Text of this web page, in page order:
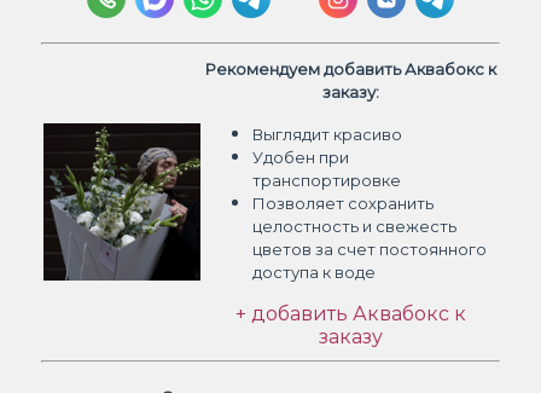
Рекомендуем добавить Аквабокс к
заказу:
Выглядит красиво
Удобен при
транспортировке
Позволяет сохранить
целостность и свежесть
цветов за счет постоянного
доступа к воде
+ добавить Аквабокс к
заказу